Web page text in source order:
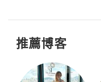
推薦博客